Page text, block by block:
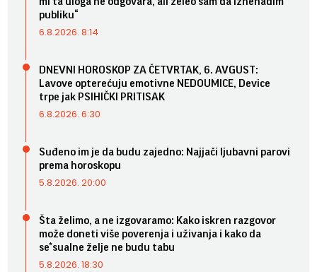
publiku“
6.8.2026. 8:14
DNEVNI HOROSKOP ZA ČETVRTAK, 6. AVGUST:
Lavove opterećuju emotivne NEDOUMICE, Device
trpe jak PSIHIČKI PRITISAK
6.8.2026. 6:30
Suđeno im je da budu zajedno: Najjači ljubavni parovi
prema horoskopu
5.8.2026. 20:00
Šta želimo, a ne izgovaramo: Kako iskren razgovor
može doneti više poverenja i uživanja i kako da
se*sualne želje ne budu tabu
5.8.2026. 18:30